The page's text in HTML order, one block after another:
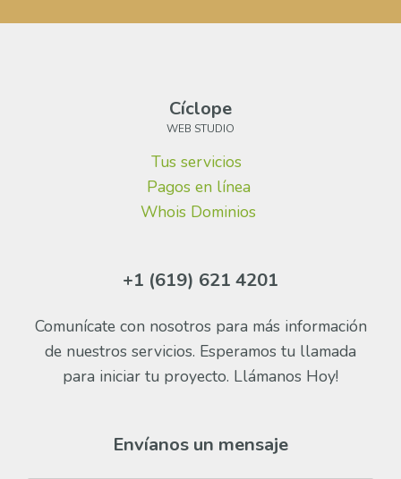
Cíclope
WEB STUDIO
Tus servicios
Pagos en línea
Whois Dominios
+1 (619) 621 4201
Comunícate con nosotros para más información
de nuestros servicios. Esperamos tu llamada
para iniciar tu proyecto. Llámanos Hoy!
Envíanos un mensaje